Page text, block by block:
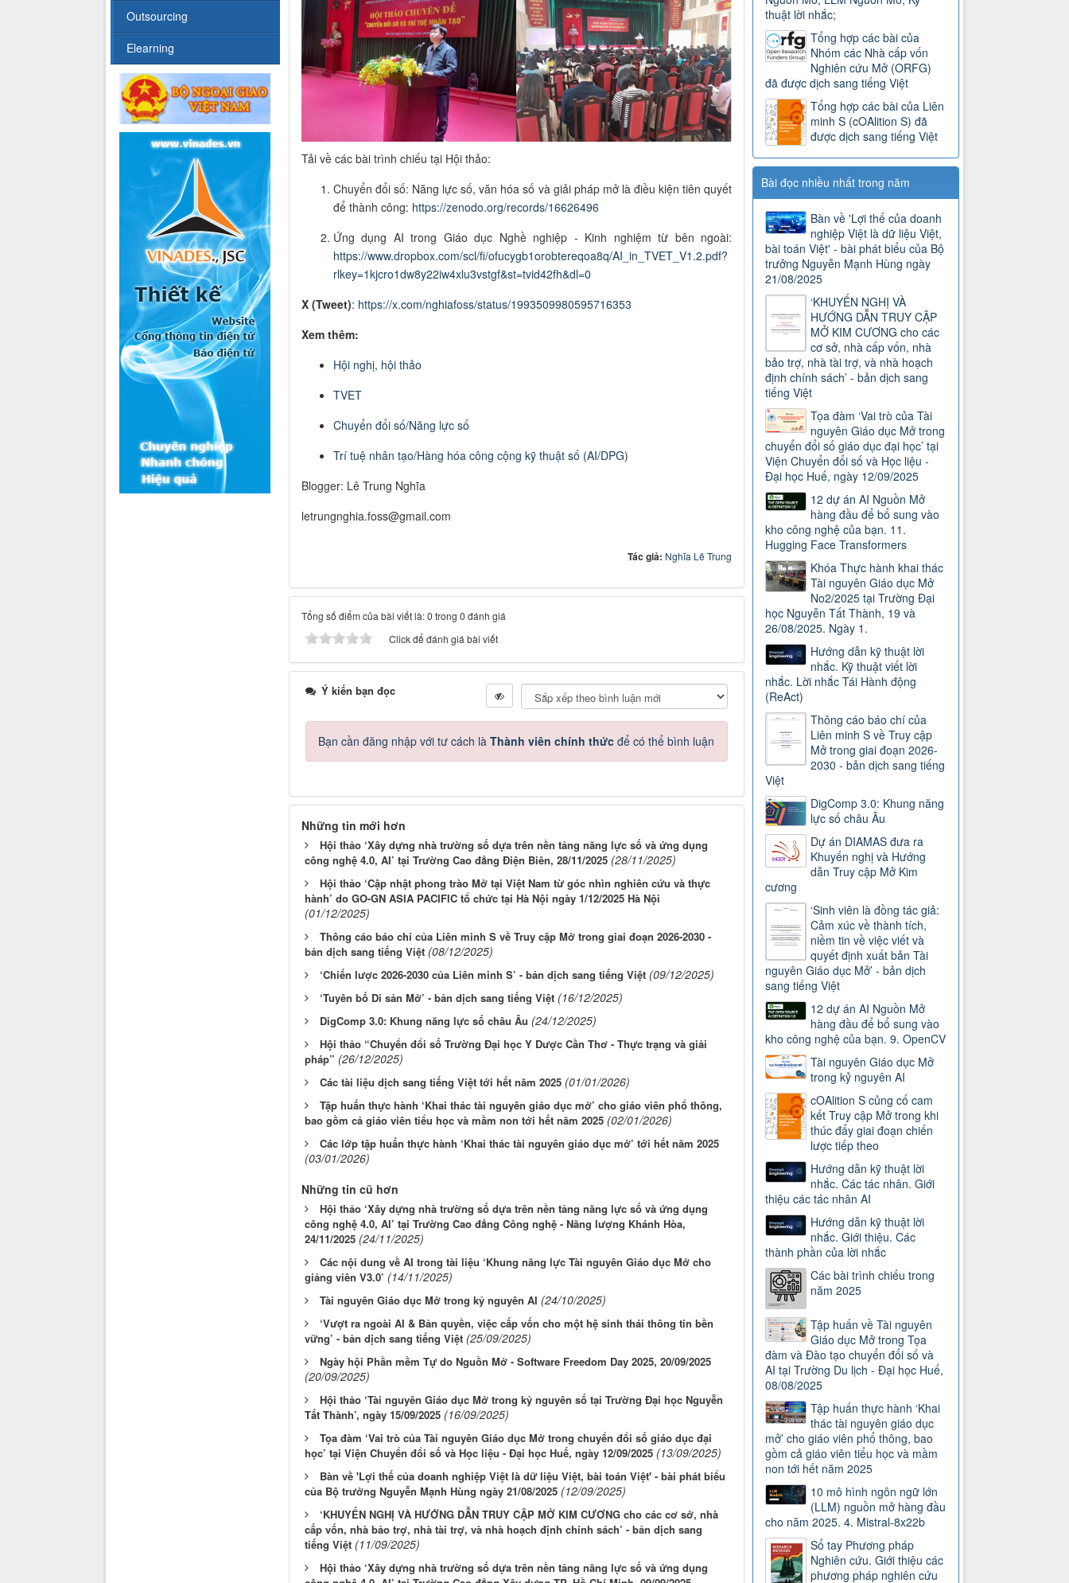
Tải về các bài trình chiếu tại Hội thảo:
Chuyển đổi số: Năng lực số, văn hóa số và giải pháp mở là điều kiện tiên quyết
để thành công: https://zenodo.org/records/16626496
Ứng dụng AI trong Giáo dục Nghề nghiệp - Kinh nghiệm từ bên ngoài:
https://www.dropbox.com/scl/fi/ofucygb1orobtereqoa8q/AI_in_TVET_V1.2.pdf?
rlkey=1kjcro1dw8y22iw4xlu3vstgf&st=tvid42fh&dl=0
X (Tweet): https://x.com/nghiafoss/status/1993509980595716353
Xem thêm:
Hội nghị, hội thảo
TVET
Chuyển đổi số/Năng lực số
Trí tuệ nhân tạo/Hàng hóa công cộng kỹ thuật số (AI/DPG)
Blogger: Lê Trung Nghĩa
letrungnghia.foss@gmail.com
Tác giả: Nghĩa Lê Trung
Tổng số điểm của bài viết là: 0 trong 0 đánh giá
Click để đánh giá bài viết
Ý kiến bạn đọc
Bạn cần đăng nhập với tư cách là Thành viên chính thứcđể có thể bình luận
Những tin mới hơn
Hội thảo ‘Xây dựng nhà trường số dựa trên nền tảng năng lực số và ứng dụng
công nghệ 4.0, AI’ tại Trường Cao đẳng Điện Biên, 28/11/2025 (28/11/2025)
Hội thảo ‘Cập nhật phong trào Mở tại Việt Nam từ góc nhìn nghiên cứu và thực
hành’ do GO-GN ASIA PACIFIC tổ chức tại Hà Nội ngày 1/12/2025 Hà Nội
(01/12/2025)
Thông cáo báo chí của Liên minh S về Truy cập Mở trong giai đoạn 2026-2030 -
bản dịch sang tiếng Việt (08/12/2025)
‘Chiến lược 2026-2030 của Liên minh S’ - bản dịch sang tiếng Việt (09/12/2025)
‘Tuyên bố Di sản Mở’ - bản dịch sang tiếng Việt (16/12/2025)
DigComp 3.0: Khung năng lực số châu Âu (24/12/2025)
Hội thảo “Chuyển đổi số Trường Đại học Y Dược Cần Thơ - Thực trạng và giải
pháp” (26/12/2025)
Các tài liệu dịch sang tiếng Việt tới hết năm 2025 (01/01/2026)
Tập huấn thực hành ‘Khai thác tài nguyên giáo dục mở’ cho giáo viên phổ thông,
bao gồm cả giáo viên tiểu học và mầm non tới hết năm 2025 (02/01/2026)
Các lớp tập huấn thực hành ‘Khai thác tài nguyên giáo dục mở’ tới hết năm 2025
(03/01/2026)
Những tin cũ hơn
Hội thảo ‘Xây dựng nhà trường số dựa trên nền tảng năng lực số và ứng dụng
công nghệ 4.0, AI’ tại Trường Cao đẳng Công nghệ - Năng lượng Khánh Hòa,
24/11/2025 (24/11/2025)
Các nội dung về AI trong tài liệu ‘Khung năng lực Tài nguyên Giáo dục Mở cho
giảng viên V3.0’ (14/11/2025)
Tài nguyên Giáo dục Mở trong kỷ nguyên AI (24/10/2025)
‘Vượt ra ngoài AI & Bản quyền, việc cấp vốn cho một hệ sinh thái thông tin bền
vững’ - bản dịch sang tiếng Việt (25/09/2025)
Ngày hội Phần mềm Tự do Nguồn Mở - Software Freedom Day 2025, 20/09/2025
(20/09/2025)
Hội thảo ‘Tài nguyên Giáo dục Mở trong kỷ nguyên số tại Trường Đại học Nguyễn
Tất Thành’, ngày 15/09/2025 (16/09/2025)
Tọa đàm ‘Vai trò của Tài nguyên Giáo dục Mở trong chuyển đổi số giáo dục đại
học’ tại Viện Chuyển đổi số và Học liệu - Đại học Huế, ngày 12/09/2025 (13/09/2025)
Bàn về 'Lợi thế của doanh nghiệp Việt là dữ liệu Việt, bài toán Việt' - bài phát biểu
của Bộ trưởng Nguyễn Mạnh Hùng ngày 21/08/2025 (12/09/2025)
‘KHUYẾN NGHỊ VÀ HƯỚNG DẪN TRUY CẬP MỞ KIM CƯƠNG cho các cơ sở, nhà
cấp vốn, nhà bảo trợ, nhà tài trợ, và nhà hoạch định chính sách’ - bản dịch sang
tiếng Việt (11/09/2025)
Hội thảo ‘Xây dựng nhà trường số dựa trên nền tảng năng lực số và ứng dụng
thuật lời nhắc;
Tổng hợp các bài của
Nhóm các Nhà cấp vốn
Nghiên cứu Mở (ORFG)
đã được dịch sang tiếng Việt
Tổng hợp các bài của Liên
minh S (cOAlition S) đã
được dịch sang tiếng Việt
Bài đọc nhiều nhất trong năm
Bàn về 'Lợi thế của doanh
nghiệp Việt là dữ liệu Việt,
bài toán Việt' - bài phát biểu của Bộ
trưởng Nguyễn Mạnh Hùng ngày
21/08/2025
‘KHUYẾN NGHỊ VÀ
HƯỚNG DẪN TRUY CẬP
MỞ KIM CƯƠNG cho các
cơ sở, nhà cấp vốn, nhà
bảo trợ, nhà tài trợ, và nhà hoạch
định chính sách’ - bản dịch sang
tiếng Việt
Tọa đàm ‘Vai trò của Tài
nguyên Giáo dục Mở trong
chuyển đổi số giáo dục đại học’ tại
Viện Chuyển đổi số và Học liệu -
Đại học Huế, ngày 12/09/2025
12 dự án AI Nguồn Mở
hàng đầu để bổ sung vào
kho công nghệ của bạn. 11.
Hugging Face Transformers
Khóa Thực hành khai thác
Tài nguyên Giáo dục Mở
No2/2025 tại Trường Đại
học Nguyễn Tất Thành, 19 và
26/08/2025. Ngày 1.
Hướng dẫn kỹ thuật lời
nhắc. Kỹ thuật viết lời
nhắc. Lời nhắc Tái Hành động
(ReAct)
Thông cáo báo chí của
Liên minh S về Truy cập
Mở trong giai đoạn 2026-
2030 - bản dịch sang tiếng
Việt
DigComp 3.0: Khung năng
lực số châu Âu
Dự án DIAMAS đưa ra
Khuyến nghị và Hướng
dẫn Truy cập Mở Kim
cương
‘Sinh viên là đồng tác giả:
Cảm xúc về thành tích,
niềm tin về việc viết và
quyết định xuất bản Tài
nguyên Giáo dục Mở’ - bản dịch
sang tiếng Việt
12 dự án AI Nguồn Mở
hàng đầu để bổ sung vào
kho công nghệ của bạn. 9. OpenCV
Tài nguyên Giáo dục Mở
trong kỷ nguyên AI
cOAlition S củng cố cam
kết Truy cập Mở trong khi
thúc đẩy giai đoạn chiến
lược tiếp theo
Hướng dẫn kỹ thuật lời
nhắc. Các tác nhân. Giới
thiệu các tác nhân AI
Hướng dẫn kỹ thuật lời
nhắc. Giới thiệu. Các
thành phần của lời nhắc
Các bài trình chiếu trong
năm 2025
Tập huấn về Tài nguyên
Giáo dục Mở trong Tọa
đàm và Đào tạo chuyển đổi số và
AI tại Trường Du lịch - Đại học Huế,
08/08/2025
Tập huấn thực hành ‘Khai
thác tài nguyên giáo dục
mở’ cho giáo viên phổ thông, bao
gồm cả giáo viên tiểu học và mầm
non tới hết năm 2025
10 mô hình ngôn ngữ lớn
(LLM) nguồn mở hàng đầu
cho năm 2025. 4. Mistral-8x22b
Sổ tay Phương pháp
Nghiên cứu. Giới thiệu các
phương pháp nghiên cứu
Outsourcing
Elearning